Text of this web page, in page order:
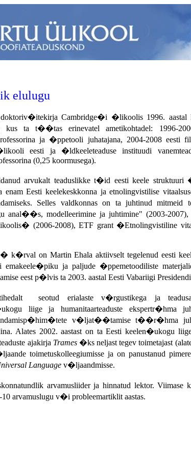
elulugu
doktoriv�itekirja Cambridge�i �likoolis 1996.
kus ta t��tas erinevatel ametikohtadel: 1996-
ja �ppetooli juhatajana, 2004-2008 eesti
eesti ja �ldkeeleteaduse instituudi
(0,25 koormusega).
arvukalt teaduslikke t�id eesti keele struktuuri
enam Eesti keelekeskkonna ja etnolingvistilise
Selles valdkonnas on ta juhtinud mitmeid
anal��s, modelleerimine ja juhtimine" (2003-
(2006-2008), ETF grant �Etnolingvistiline
k�rval on Martin Ehala aktiivselt tegelenud eesti
ja paljude �ppemetoodiliste
eest p�lvis ta 2003. aastal Eesti Vabariigi
seotud erialaste v�rgustikega ja
liige ja humanitaarteaduste ekspertr�hma
hindamisp�him�tete v�ljat��tamise t��r�hma
Alates 2002. aastast on ta Eesti keelen�ukogu
ajakirja Trames�ks neljast tegev toimetajast
toimetuskolleegiumisse ja on panustanud
Language v�ljaandmisse.
arvamusliider ja hinnatud lektor. Viimase
10 arvamuslugu v�i probleemartiklit aastas.